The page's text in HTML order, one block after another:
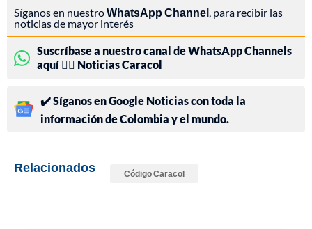
Síganos en nuestroWhatsApp Channel , para recibir las
noticias de mayor interés
Suscríbase a nuestro canal de WhatsApp Channels
aquí 👉🏻 Noticias Caracol
✔️ Síganos en Google Noticias con toda la
información de Colombia y el mundo.
Relacionados Código Caracol